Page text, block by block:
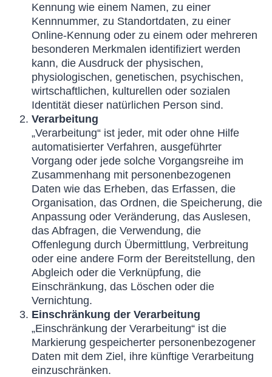
Kennung wie einem Namen, zu einer
Kennnummer, zu Standortdaten, zu einer
Online-Kennung oder zu einem oder mehreren
besonderen Merkmalen identifiziert werden
kann, die Ausdruck der physischen,
physiologischen, genetischen, psychischen,
wirtschaftlichen, kulturellen oder sozialen
Identität dieser natürlichen Person sind.
Verarbeitung
„Verarbeitung“ ist jeder, mit oder ohne Hilfe
automatisierter Verfahren, ausgeführter
Vorgang oder jede solche Vorgangsreihe im
Zusammenhang mit personenbezogenen
Daten wie das Erheben, das Erfassen, die
Organisation, das Ordnen, die Speicherung, die
Anpassung oder Veränderung, das Auslesen,
das Abfragen, die Verwendung, die
Offenlegung durch Übermittlung, Verbreitung
oder eine andere Form der Bereitstellung, den
Abgleich oder die Verknüpfung, die
Einschränkung, das Löschen oder die
Vernichtung.
Einschränkung der Verarbeitung
„Einschränkung der Verarbeitung“ ist die
Markierung gespeicherter personenbezogener
Daten mit dem Ziel, ihre künftige Verarbeitung
einzuschränken.